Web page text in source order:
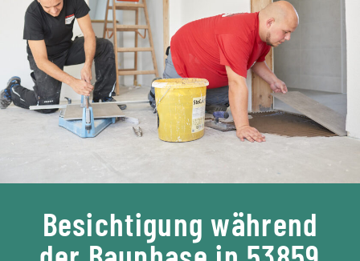
Besichtigung während